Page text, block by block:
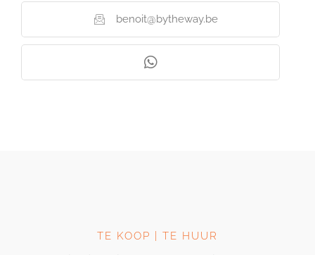
benoit@bytheway.be
TE KOOP | TE HUUR